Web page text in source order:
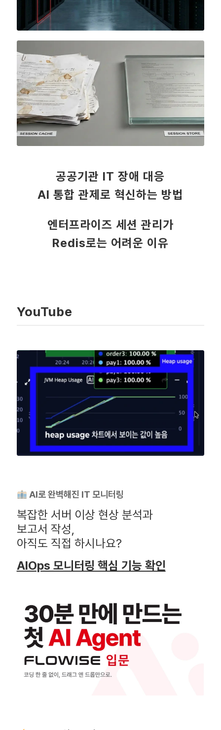
공공기관 IT 장애 대응
AI 통합 관제로 혁신하는 방법
엔터프라이즈 세션 관리가
Redis로는 어려운 이유
YouTube
AI로 완벽해진 IT 모니터링
복잡한 서버 이상 현상 분석과
보고서 작성,
아직도 직접 하시나요?
AIOps 모니터링 핵심 기능 확인